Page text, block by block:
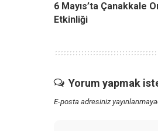
6 Mayıs’ta Çanakkale
Etkinliği
Yorum yapmak
E-posta adresiniz